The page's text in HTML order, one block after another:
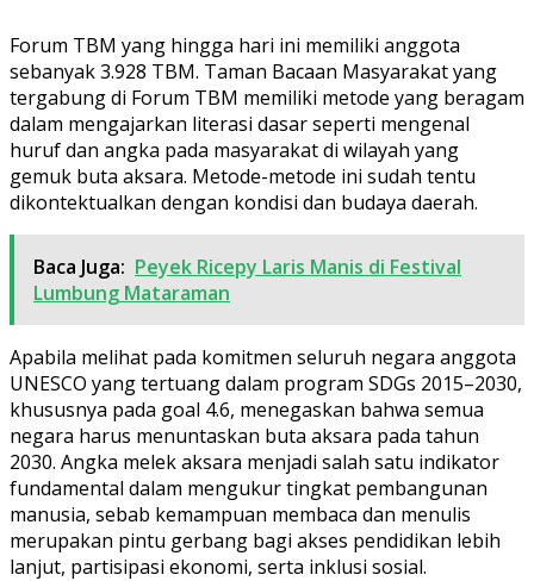
Forum TBM yang hingga hari ini memiliki anggota
sebanyak 3.928 TBM. Taman Bacaan Masyarakat yang
tergabung di Forum TBM memiliki metode yang beragam
dalam mengajarkan literasi dasar seperti mengenal
huruf dan angka pada masyarakat di wilayah yang
gemuk buta aksara. Metode-metode ini sudah tentu
dikontektualkan dengan kondisi dan budaya daerah.
Baca Juga: Peyek Ricepy Laris Manis di Festival
Lumbung Mataraman
Apabila melihat pada komitmen seluruh negara anggota
UNESCO yang tertuang dalam program SDGs 2015–2030,
khususnya pada goal 4.6, menegaskan bahwa semua
negara harus menuntaskan buta aksara pada tahun
2030. Angka melek aksara menjadi salah satu indikator
fundamental dalam mengukur tingkat pembangunan
manusia, sebab kemampuan membaca dan menulis
merupakan pintu gerbang bagi akses pendidikan lebih
lanjut, partisipasi ekonomi, serta inklusi sosial.